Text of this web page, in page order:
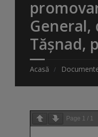
Tășnad,
Acasă
Page 1 / 1